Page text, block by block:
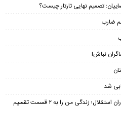
تصمیم نهایی تارتار چیست؟
ضارب
نباش!
شد
پیام احساسی ستاره برزیلی برای هواداران استقلال؛ زندگی من را به ۲ قسمت تقسیم